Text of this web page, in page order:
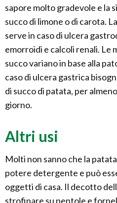
sapore molto gradevole e la
succo di limone o di carota.
serve in caso di ulcera
emorroidi e calcoli renali. Le
succo variano in base alla
caso di ulcera gastrica
di succo di patata, per
giorno.
Altri usi
Molti non sanno che la
potere detergente e può
oggetti di casa. Il decotto
strofinare su pentole e